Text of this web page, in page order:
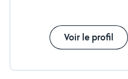
Voir le profil